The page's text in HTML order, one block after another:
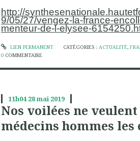
http://
9/05/27/vengez-la-france-
menteur-de-l-elysee-
LIEN PERMANENT CATÉGORIES : ACTUALITÉ,
0 COMMENTAIRE
11h04 28mai 2019
Nos voilées ne
médecins hommes